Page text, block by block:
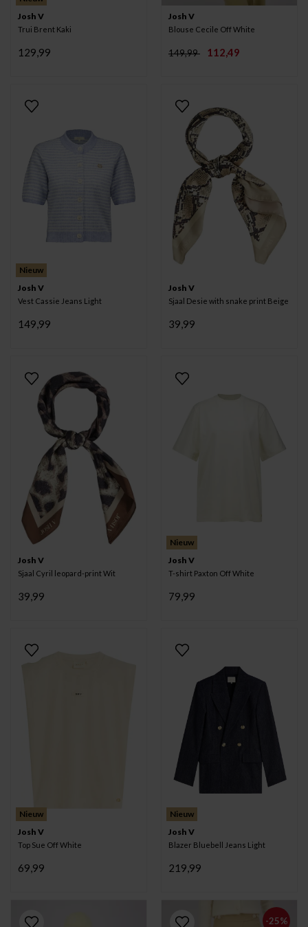
Josh V
Trui Brent Kaki
129,99
Josh V
Blouse Cecile Off White
149,99 112,49
Nieuw
Josh V
Vest Cassie Jeans Light
149,99
Josh V
Sjaal Desie with snake print Beige
39,99
Josh V
Sjaal Cyril leopard-print Wit
39,99
Nieuw
Josh V
T-shirt Paxton Off White
79,99
Nieuw
Josh V
Top Sue Off White
69,99
Nieuw
Josh V
Blazer Bluebell Jeans Light
219,99
-25%